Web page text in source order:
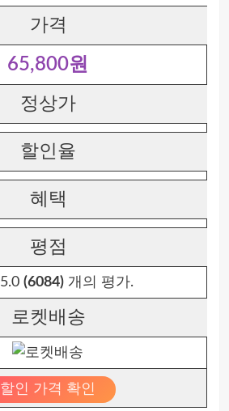
가격
65,800원
정상가
할인율
혜택
평점
5.0 (6084)개의 평가.
로켓배송
할인 가격 확인